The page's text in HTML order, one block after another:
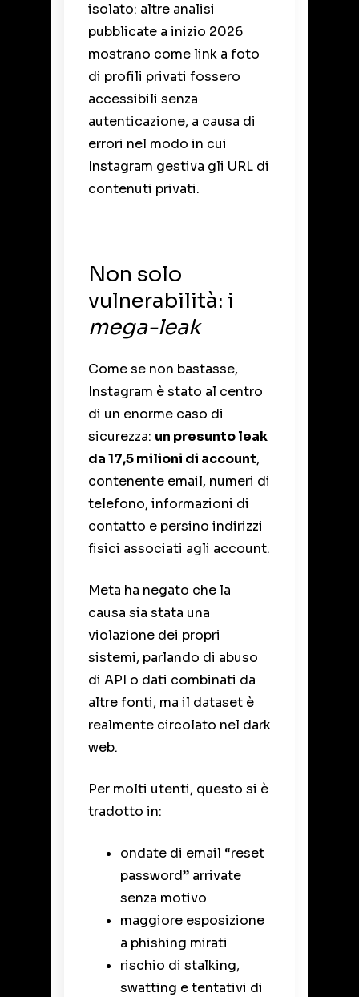
isolato: altre analisi
pubblicate a inizio 2026
mostrano come link a foto
di profili privati fossero
accessibili senza
autenticazione, a causa di
errori nel modo in cui
Instagram gestiva gli URL di
contenuti privati.
Non solo
vulnerabilità: i
mega-leak
Come se non bastasse,
Instagram è stato al centro
di un enorme caso di
sicurezza: un presunto leak
da 17,5 milioni di account,
contenente email, numeri di
telefono, informazioni di
contatto e persino indirizzi
fisici associati agli account.
Meta ha negato che la
causa sia stata una
violazione dei propri
sistemi, parlando di abuso
di API o dati combinati da
altre fonti, ma il dataset è
realmente circolato nel dark
web.
Per molti utenti, questo si è
tradotto in:
ondate di email “reset
password” arrivate
senza motivo
maggiore esposizione
a phishing mirati
rischio di stalking,
swatting e tentativi di